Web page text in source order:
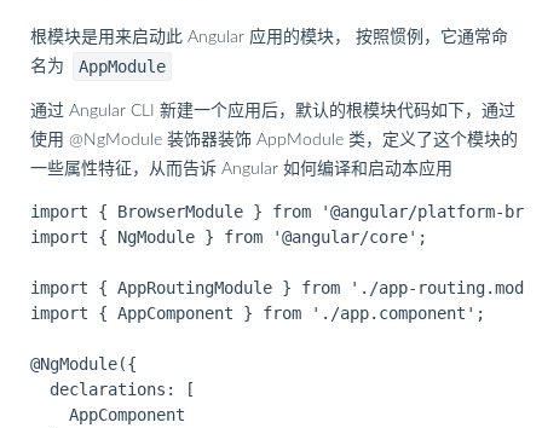
根模块是用来启动此 Angular 应用的模块， 按照惯例，它通常命
名为
AppModule
通过 Angular CLI 新建一个应用后，默认的根模块代码如下，通过
使用 @NgModule 装饰器装饰 AppModule 类，定义了这个模块的
一些属性特征，从而告诉 Angular 如何编译和启动本应用
import { BrowserModule } from '@angular/platform-
import { NgModule } from '@angular/core';
import { AppRoutingModule } from './app-
import { AppComponent } from './app.component';
@NgModule({
  declarations: [
    AppComponent